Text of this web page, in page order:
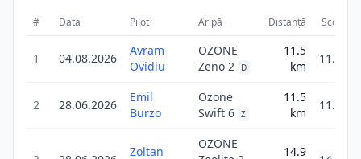
# Data Pilot Aripă Distanță Scor
1 04.08.2026
Avram
Ovidiu
OZONE
Zeno 2
D
11.5
km
11.5
2 28.06.2026
Emil
Burzo
Ozone
Swift 6 Z
11.5
km
11.5
Zoltan
OZONE
14.9